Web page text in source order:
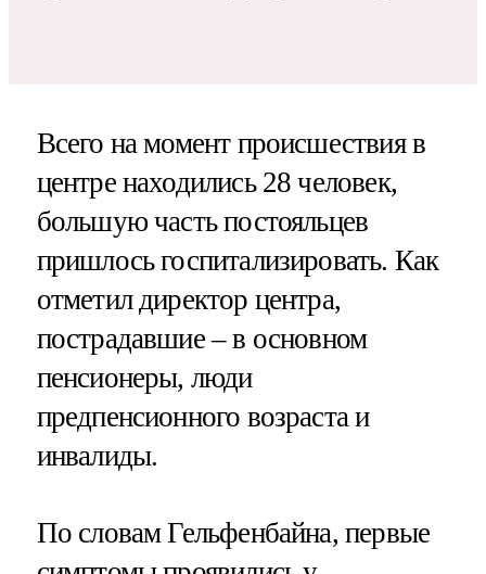
Всего на момент происшествия в
центре находились 28 человек,
большую часть постояльцев
пришлось госпитализировать. Как
отметил директор центра,
пострадавшие – в основном
пенсионеры, люди
предпенсионного возраста и
инвалиды.
По словам Гельфенбайна, первые